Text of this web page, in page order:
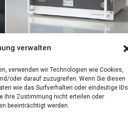
verwalten
verwenden wir Technologien wie Cookies,
oder darauf zuzugreifen. Wenn Sie diesen
wie das Surfverhalten oder eindeutige IDs
Ihre Zustimmung nicht erteilen oder
beeinträchtigt werden.
Präzise NDIR-Messung gefährlicher
Lösemittel in industriellen
Umgebungen